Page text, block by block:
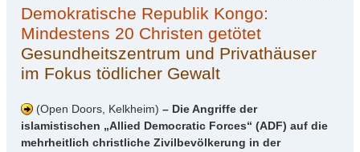
i
r
a
Demokratische Republik Kongo:
Mindestens 20 Christen getötet
Gesundheitszentrum und Privathäuser
im Fokus tödlicher Gewalt
(Open Doors, Kelkheim) – Die Angriffe der
islamistischen „Allied Democratic Forces“ (ADF) auf die
mehrheitlich christliche Zivilbevölkerung in der